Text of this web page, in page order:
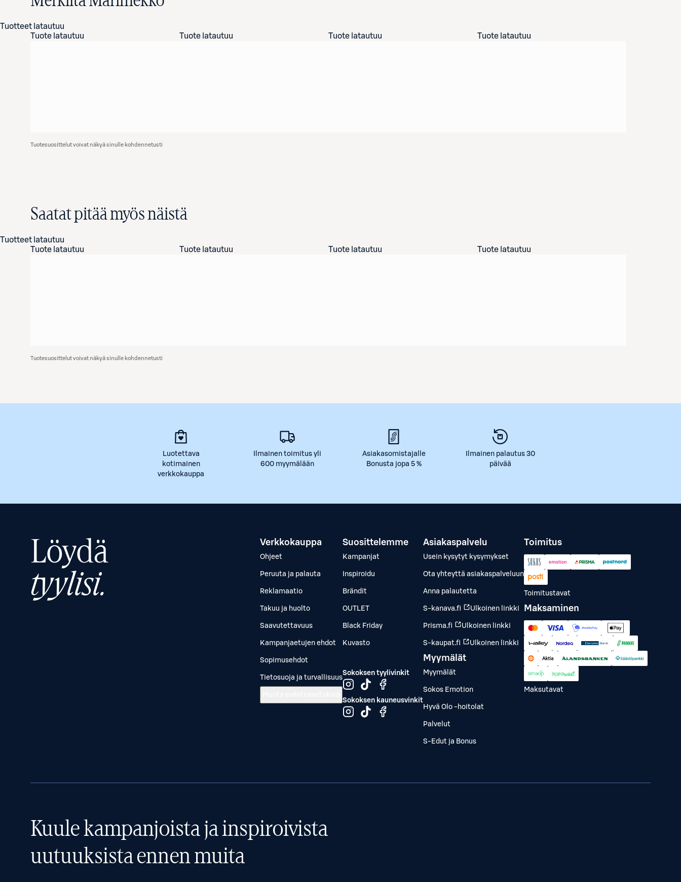
Tuotteet latautuu
Tuote latautuu
Tuote latautuu Tuote latautuu Tuote latautuu
Tuotesuosittelut voivat näkyä sinulle kohdennetusti
Saatat pitää myös näistä
Tuotteet latautuu
Tuote latautuu
Tuote latautuu Tuote latautuu Tuote latautuu
Tuotesuosittelut voivat näkyä sinulle kohdennetusti
Luotettava
kotimainen
verkkokauppa
Ilmainen toimitus yli
600 myymälään
Asiakasomistajalle
Bonusta jopa 5 %
Ilmainen palautus 30
päivää
Löydä
tyylisi.
Verkkokauppa
Ohjeet
Peruuta ja palauta
Reklamaatio
Takuu ja huolto
Saavutettavuus
Kampanjaetujen ehdot
Sopimusehdot
Tietosuoja ja turvallisuus
Suosittelemme
Kampanjat
Inspiroidu
Brändit
OUTLET
Black Friday
Kuvasto
Sokoksen tyylivinkit
Sokoksen kauneusvinkit
Asiakaspalvelu
Usein kysytyt kysymykset
Ota yhteyttä asiakaspalveluun
Anna palautetta
S-kanava.fi Ulkoinen linkki
Prisma.fi Ulkoinen linkki
S-kaupat.fi Ulkoinen linkki
Myymälät
Myymälät
Sokos Emotion
Hyvä Olo -hoitolat
Palvelut
S-Edut ja Bonus
Toimitus
Toimitustavat
Maksaminen
Maksutavat
Kuule kampanjoista ja inspiroivista
uutuuksista ennen muita